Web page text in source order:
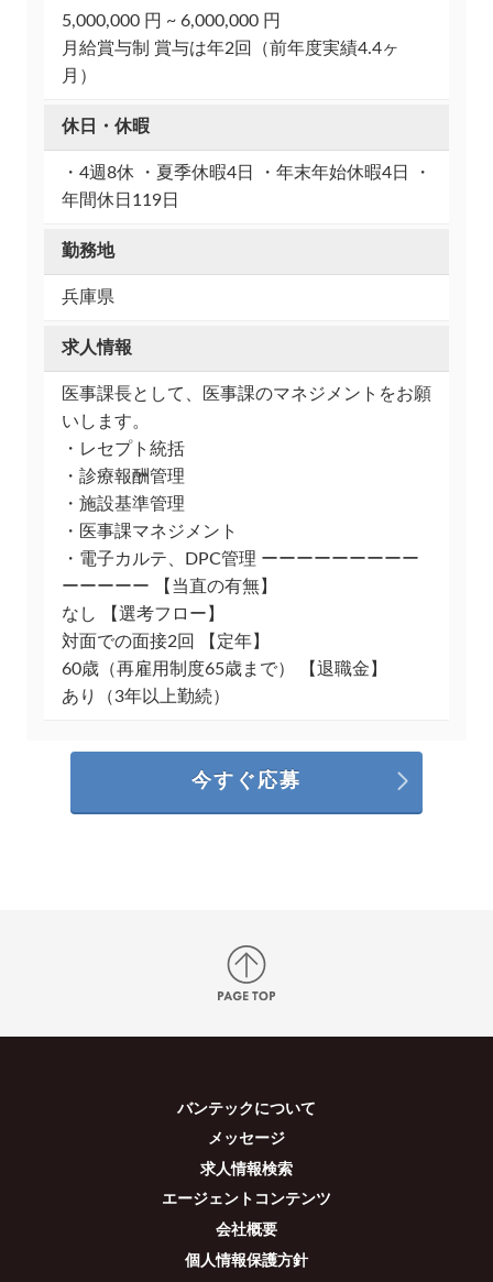
5,000,000 円 ~ 6,000,000 円
月給賞与制 賞与は年2回（前年度実績4.4ヶ
月）
休日・休暇
・4週8休 ・夏季休暇4日 ・年末年始休暇4日 ・
年間休日119日
勤務地
兵庫県
求人情報
医事課長として、医事課のマネジメントをお願
いします。
・レセプト統括
・診療報酬管理
・施設基準管理
・医事課マネジメント
・電子カルテ、DPC管理 ーーーーーーーーー
ーーーーー 【当直の有無】
なし 【選考フロー】
対面での面接2回 【定年】
60歳（再雇用制度65歳まで） 【退職金】
あり（3年以上勤続）
今すぐ応募
バンテックについて
メッセージ
求人情報検索
エージェントコンテンツ
会社概要
個人情報保護方針